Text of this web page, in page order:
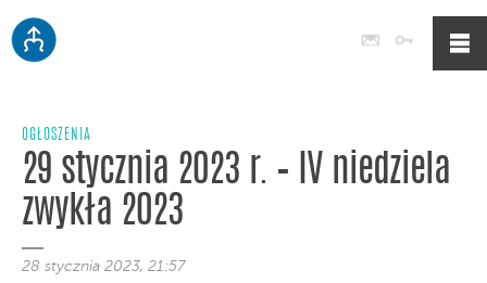
Poczta
OGŁOSZENIA
29 stycznia 2023 r. – IV niedziela
zwykła 2023
28 stycznia 2023, 21:57